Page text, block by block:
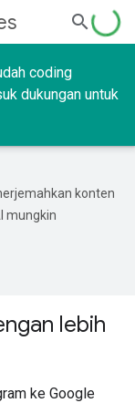
coding
dukungan untuk
konten
mungkin
lebih
ke Google